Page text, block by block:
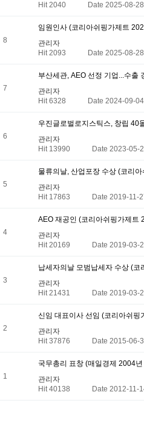
Hit 2040
Date 2025-08-28
8
임원인사 (코리아쉬핑가제트
관리자
Hit 2093
Date 2025-08-28
7
부산세관, AEO 선정 기업...수출
관리자
Hit 6328
Date 2024-09-04
6
우진글로벌로지스틱스, 창립 40
관리자
Hit 13990
Date 2023-05-
5
물류의날, 산업포장 수상 (코리
관리자
Hit 17863
Date 2019-11-
4
AEO 재공인 (코리아쉬핑가제트
관리자
Hit 20169
Date 2019-03-
3
납세자의날 모범납세자 수상 (
관리자
Hit 21431
Date 2019-03-
2
신임 대표이사 선임 (코리아쉬핑
관리자
Hit 37876
Date 2015-06-
1
국무총리 표창 (매일경제 2004
관리자
Hit 40138
Date 2012-11-